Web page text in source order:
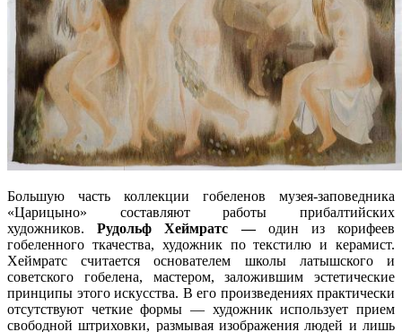
Большую часть коллекции гобеленов музея-заповедника
«Царицыно» составляют работы прибалтийских
художников.Рудольф Хеймратс —один из корифеев
гобеленного ткачества, художник по текстилю и керамист.
Хеймратс считается основателем школы латышского и
советского гобелена, мастером, заложившим эстетические
принципы этого искусства. В его произведениях практически
отсутствуют четкие формы — художник использует прием
свободной штриховки, размывая изображения людей и лишь